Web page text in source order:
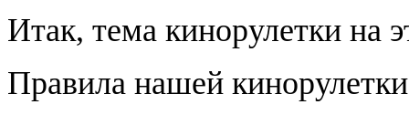
Итак, тема кинорулетки на
Правила нашей